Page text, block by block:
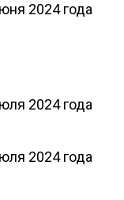
2024 года
2024 года
2024 года